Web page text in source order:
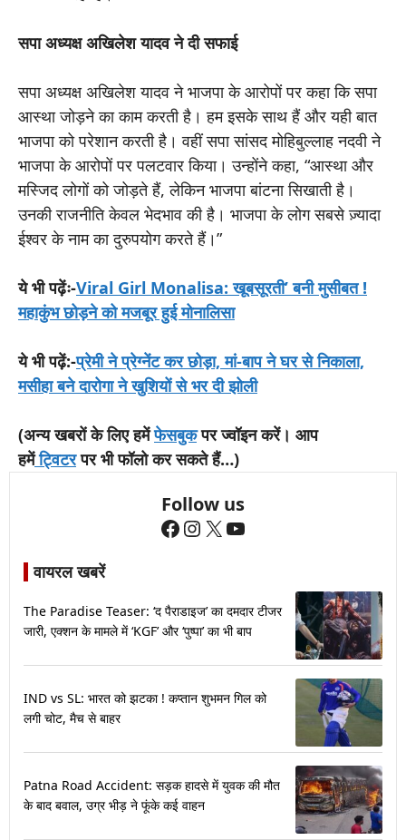
सपा अध्यक्ष अखिलेश यादव ने दी सफाई
सपा अध्यक्ष अखिलेश यादव ने भाजपा के आरोपों पर कहा कि सपा
आस्था जोड़ने का काम करती है। हम इसके साथ हैं और यही बात
भाजपा को परेशान करती है। वहीं सपा सांसद मोहिबुल्लाह नदवी ने
भाजपा के आरोपों पर पलटवार किया। उन्होंने कहा, “आस्था और
मस्जिद लोगों को जोड़ते हैं, लेकिन भाजपा बांटना सिखाती है।
उनकी राजनीति केवल भेदभाव की है। भाजपा के लोग सबसे ज़्यादा
ईश्वर के नाम का दुरुपयोग करते हैं।”
ये भी पढ़ेंः-Viral Girl Monalisa: खूबसूरती’ बनी मुसीबत !
महाकुंभ छोड़ने को मजबूर हुई मोनालिसा
ये भी पढ़ें:-प्रेमी ने प्रेग्नेंट कर छोड़ा, मां-बाप ने घर से निकाला,
मसीहा बने दारोगा ने खुशियों से भर दी झोली
(अन्य खबरों के लिए हमेंफेसबुकपर ज्वॉइन करें। आप
हमेंट्विटरपर भी फॉलो कर सकते हैं…)
Follow us
Facebook
Instagram
X YouTube
वायरल खबरें
The Paradise Teaser: ‘द पैराडाइज’ का दमदार टीजर
जारी, एक्शन के मामले में ‘KGF’ और ‘पुष्पा’ का भी बाप
IND vs SL: भारत को झटका ! कप्तान शुभमन गिल को
लगी चोट, मैच से बाहर
Patna Road Accident: सड़क हादसे में युवक की मौत
के बाद बवाल, उग्र भीड़ ने फूंके कई वाहन